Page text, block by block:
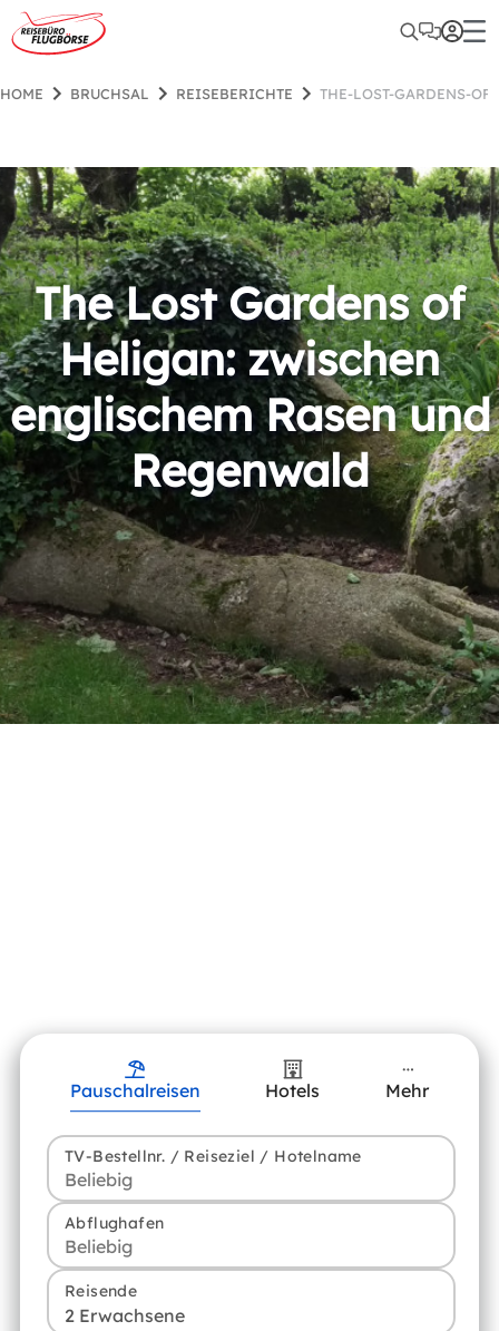
HOME BRUCHSAL REISEBERICHTE THE-LOST-GARDENS-
The Lost Gardens of
Heligan: zwischen
englischem Rasen und
Regenwald
Pauschalreisen Hotels Mehr
TV-Bestellnr. / Reiseziel / Hotelname
Abflughafen
Reisende
2 Erwachsene